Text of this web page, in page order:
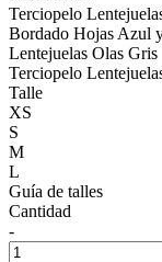
Terciopelo
Bordado Hojas Azul
Lentejuelas Olas Gris
Terciopelo
Talle
XS
S
M
L
Guía de talles
Cantidad
-